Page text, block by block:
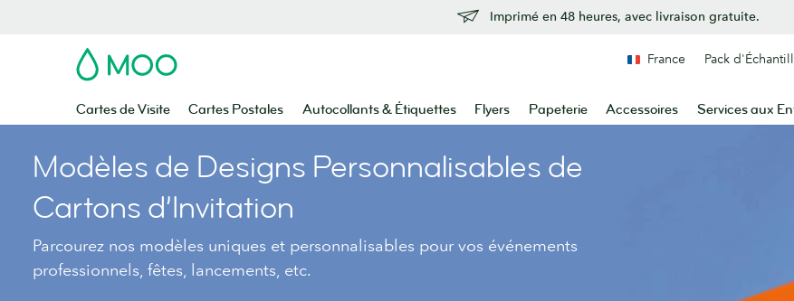
Imprimé en 48 heures, avec livraison gratuite.
MOO
Cartes de Visite Cartes Postales Autocollants & Étiquettes Flyers Papeterie Accessoires Services aux
France Pack
Modèles de Designs Personnalisables de
Cartons d’Invitation
Parcourez nos modèles uniques et personnalisables pour vos événements
professionnels, fêtes, lancements, etc.